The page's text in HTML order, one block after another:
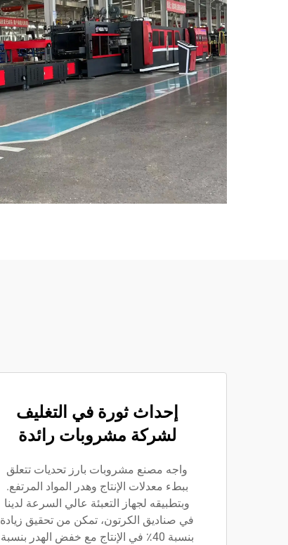
إحداث ثورة في التغليف
لشركة مشروبات رائدة
واجه مصنع مشروبات بارز تحديات تتعلق
ببطء معدلات الإنتاج وهدر المواد المرتفع.
وبتطبيقه لجهاز التعبئة عالي السرعة لدينا
في صناديق الكرتون، تمكن من تحقيق زيادة
بنسبة 40٪ في الإنتاج مع خفض الهدر بنسبة